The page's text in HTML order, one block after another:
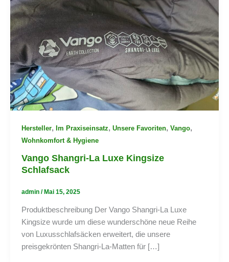
Hersteller, Im Praxiseinsatz, Unsere Favoriten, Vango,
Wohnkomfort & Hygiene
Vango Shangri-La Luxe Kingsize
Schlafsack
admin / Mai 15, 2025
Produktbeschreibung Der Vango Shangri-La Luxe
Kingsize wurde um diese wunderschöne neue Reihe
von Luxusschlafsäcken erweitert, die unsere
preisgekrönten Shangri-La-Matten für […]